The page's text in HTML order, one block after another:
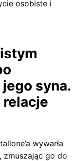
osobiste i
syna.
relacje
wywarła
zmuszając go do